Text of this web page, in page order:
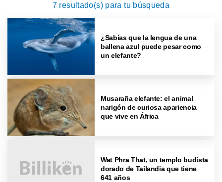
7 resultado(s) para tu búsqueda
¿Sabías que la lengua de una
ballena azul puede pesar como
un elefante?
Musaraña elefante: el animal
narigón de curiosa apariencia
que vive en África
Wat Phra That, un templo budista
dorado de Tailandia que tiene
641 años